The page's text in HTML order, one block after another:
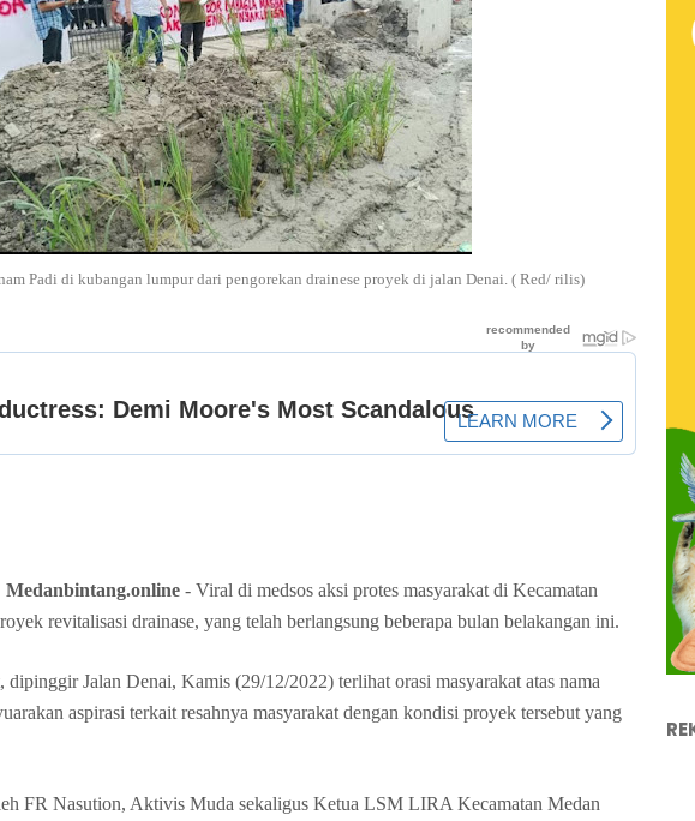
Padi di kubangan lumpur dari pengorekan drainese proyek di jalan Denai. ( Red/ rilis)
Medanbintang.online - Viral di medsos aksi protes masyarakat di Kecamatan
revitalisasi drainase, yang telah berlangsung beberapa bulan belakangan ini.
dipinggir Jalan Denai, Kamis (29/12/2022) terlihat orasi masyarakat atas nama
aspirasi terkait resahnya masyarakat dengan kondisi proyek tersebut yang
FR Nasution, Aktivis Muda sekaligus Ketua LSM LIRA Kecamatan Medan